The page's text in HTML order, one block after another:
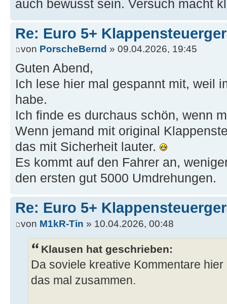
auch bewusst sein. Versuch macht
Re: Euro 5+
von PorscheBernd » 09.04.2026, 19:45
Guten Abend,
Ich lese hier mal gespannt mit, weil
habe.
Ich finde es durchaus schön, wenn
Wenn jemand mit original
das mit Sicherheit lauter.
Es kommt auf den Fahrer an,
den ersten gut 5000 Umdrehungen.
Re: Euro 5+
von M1kR-Tin » 10.04.2026, 00:48
Klausen hat geschrieben:
Da soviele kreative Kommentare
das mal zusammen.